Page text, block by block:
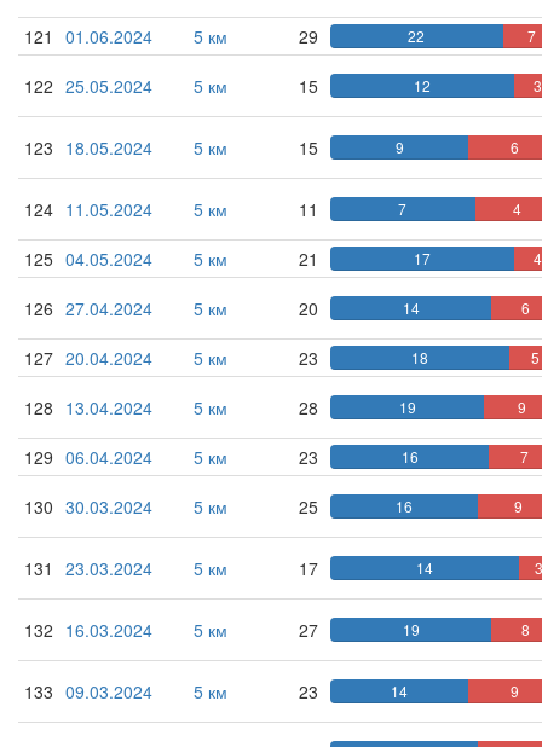
121 01.06.2024 5 км 29 22 7
122 25.05.2024 5 км 15 12 3
123 18.05.2024 5 км 15 9 6
124 11.05.2024 5 км 11 7 4
125 04.05.2024 5 км 21 17 4
126 27.04.2024 5 км 20 14 6
127 20.04.2024 5 км 23 18 5
128 13.04.2024 5 км 28 19 9
129 06.04.2024 5 км 23 16 7
130 30.03.2024 5 км 25 16 9
131 23.03.2024 5 км 17 14
132 16.03.2024 5 км 27 19 8
133 09.03.2024 5 км 23 14 9